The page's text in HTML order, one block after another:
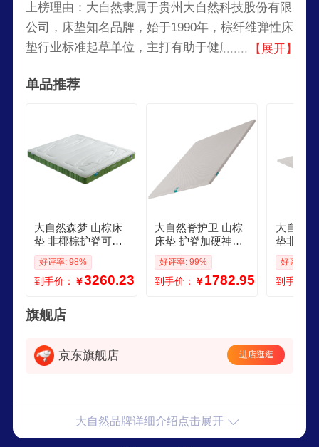
上榜理由：大自然隶属于贵州大自然科技股份有限
公司，床垫知名品牌，始于1990年，棕纤维弹性床
垫行业标准起草单位，主打有助于健康睡眠的棕床
新技术企业。
【展开】
单品推荐
大自然森梦 山棕床
垫 非椰棕护脊可定
制棕垫 15米2米7厘
米 偏硬
好评率: 98%
到手价： ￥3260.23
大自然脊护卫 山棕
床垫 护脊加硬神器
好评率: 99%
到手价： ￥1782.95
大自然
垫非椰
8x2米床
器 脊护
卫
好评率:
到手价：
旗舰店
京东旗舰店 进店逛逛
大自然品牌详细介绍点击展开